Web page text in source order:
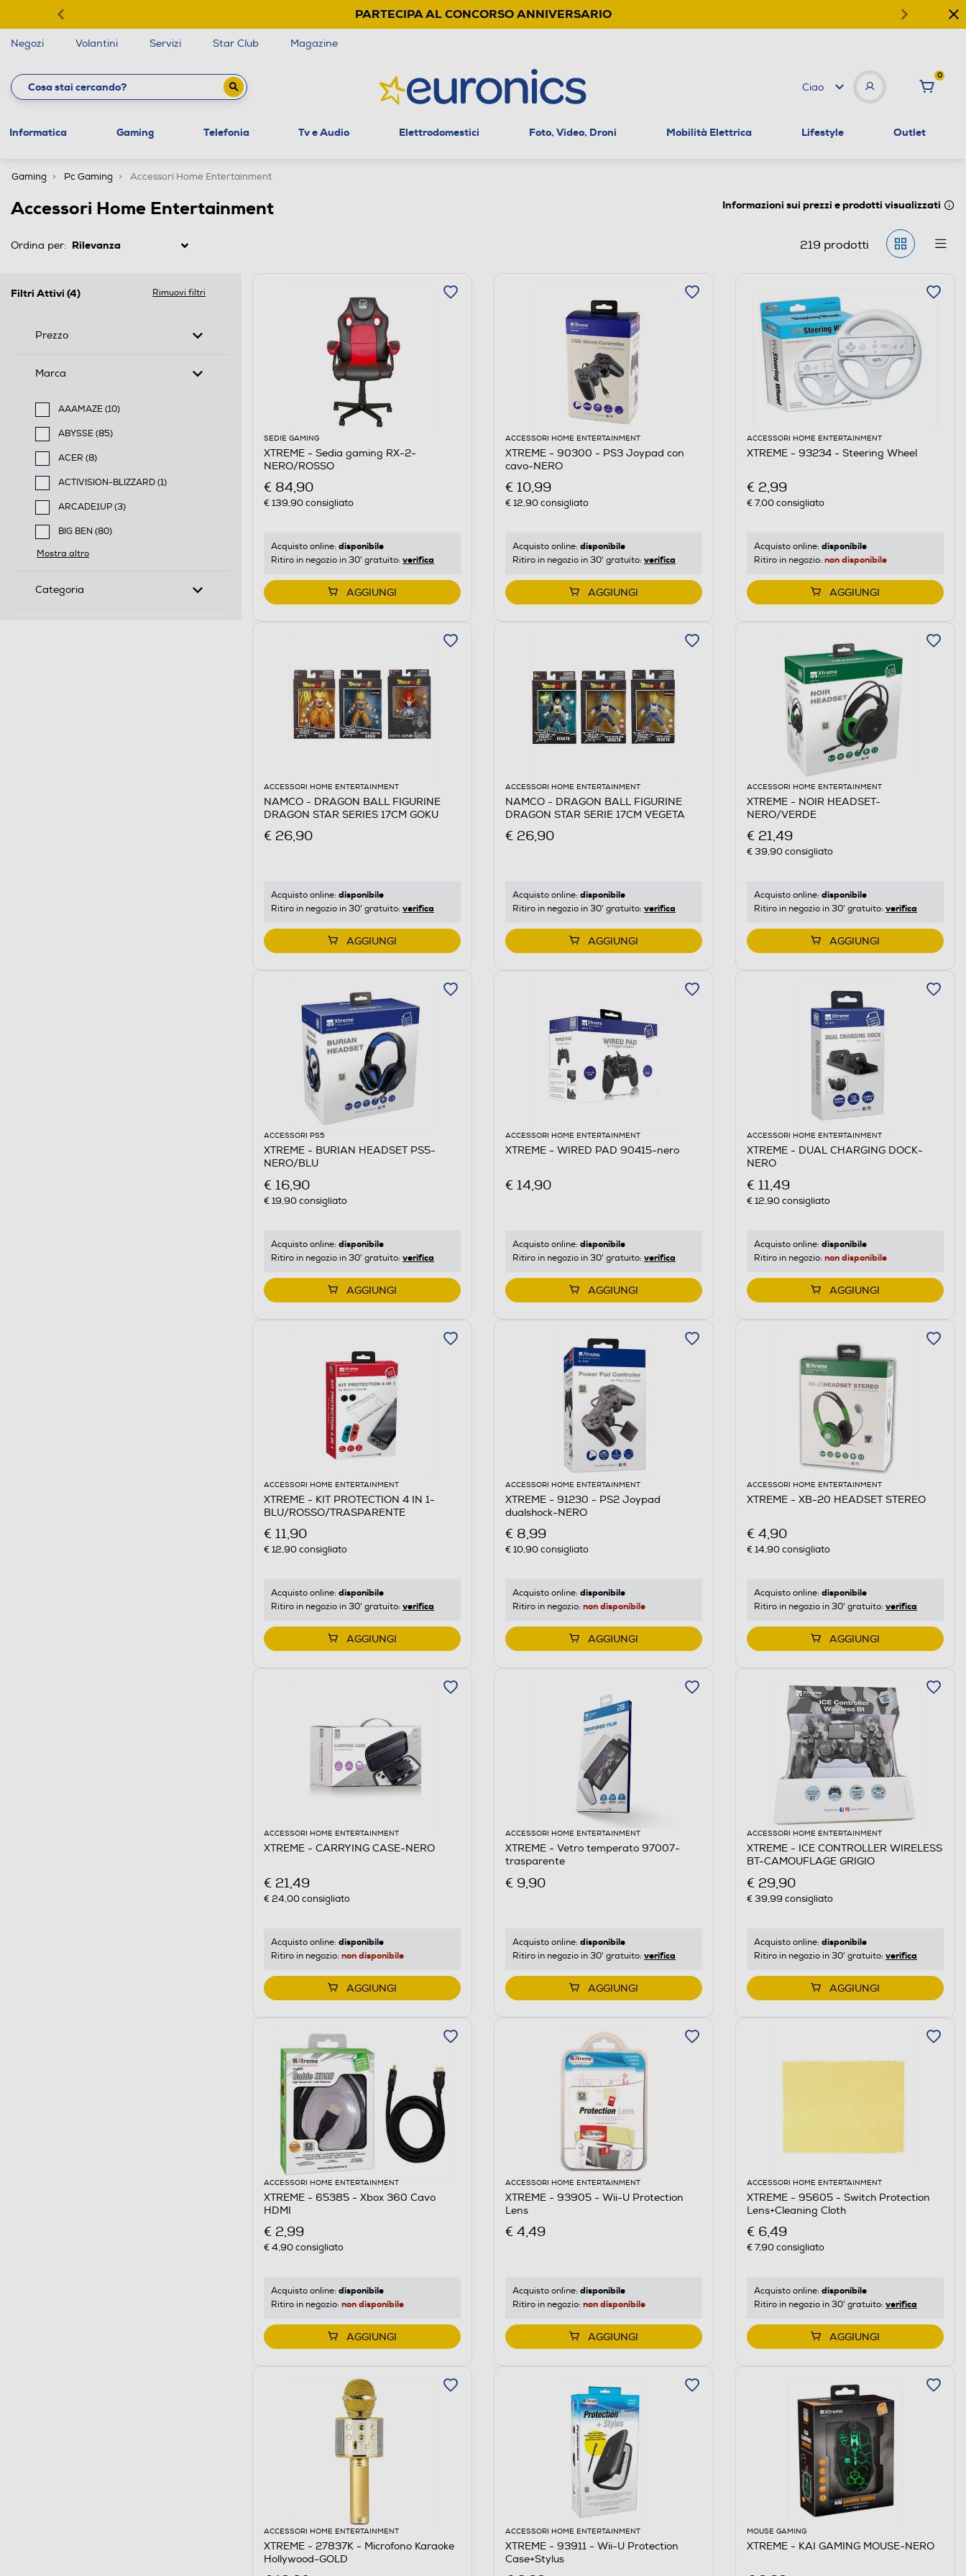
PARTECIPA AL CONCORSO ANNIVERSARIO
Negozi Volantini Servizi Star Club Magazine
Ciao
0
Informatica Gaming Telefonia Tv e Audio Elettrodomestici Foto, Video, Droni Mobilità Elettrica Lifestyle Outlet
Gaming Pc Gaming Accessori Home Entertainment
Accessori Home Entertainment Informazioni sui prezzi e prodotti visualizzati
Ordina per: 219 prodotti
Filtri Attivi (4) Rimuovi filtri
Prezzo
Marca
AAAMAZE (10)
Filtra per Marca: AAAMAZE
ABYSSE (85)
Filtra per Marca: ABYSSE
ACER (8)
Filtra per Marca: ACER
ACTIVISION-BLIZZARD (1)
Filtra per Marca: ACTIVISION-BLIZZARD
ARCADE1UP (3)
Filtra per Marca: ARCADE1UP
BIG BEN (80)
Filtra per Marca: BIG BEN
Mostra altro
Categoria
SEDIE GAMING
XTREME - Sedia gaming RX-2-
NERO/ROSSO
€ 84,90
€ 139,90consigliato
Acquisto online: disponibile
Ritiro in negozio in 30' gratuito: verifica
AGGIUNGI
ACCESSORI HOME ENTERTAINMENT
XTREME - 90300 - PS3 Joypad con
cavo-NERO
€ 10,99
€ 12,90consigliato
Acquisto online: disponibile
Ritiro in negozio in 30' gratuito: verifica
AGGIUNGI
ACCESSORI HOME ENTERTAINMENT
XTREME - 93234 - Steering Wheel
€ 2,99
€ 7,00consigliato
Acquisto online: disponibile
Ritiro in negozio: non disponibile
AGGIUNGI
ACCESSORI HOME ENTERTAINMENT
NAMCO - DRAGON BALL FIGURINE
DRAGON STAR SERIES 17CM GOKU
€ 26,90
Acquisto online: disponibile
Ritiro in negozio in 30' gratuito: verifica
AGGIUNGI
ACCESSORI HOME ENTERTAINMENT
NAMCO - DRAGON BALL FIGURINE
DRAGON STAR SERIE 17CM VEGETA
€ 26,90
Acquisto online: disponibile
Ritiro in negozio in 30' gratuito: verifica
AGGIUNGI
ACCESSORI HOME ENTERTAINMENT
XTREME - NOIR HEADSET-
NERO/VERDE
€ 21,49
€ 39,90consigliato
Acquisto online: disponibile
Ritiro in negozio in 30' gratuito: verifica
AGGIUNGI
ACCESSORI PS5
XTREME - BURIAN HEADSET PS5-
NERO/BLU
€ 16,90
€ 19,90consigliato
Acquisto online: disponibile
Ritiro in negozio in 30' gratuito: verifica
AGGIUNGI
ACCESSORI HOME ENTERTAINMENT
XTREME - WIRED PAD 90415-nero
€ 14,90
Acquisto online: disponibile
Ritiro in negozio in 30' gratuito: verifica
AGGIUNGI
ACCESSORI HOME ENTERTAINMENT
XTREME - DUAL CHARGING DOCK-
NERO
€ 11,49
€ 12,90consigliato
Acquisto online: disponibile
Ritiro in negozio: non disponibile
AGGIUNGI
ACCESSORI HOME ENTERTAINMENT
XTREME - KIT PROTECTION 4 IN 1-
BLU/ROSSO/TRASPARENTE
€ 11,90
€ 12,90consigliato
Acquisto online: disponibile
Ritiro in negozio in 30' gratuito: verifica
AGGIUNGI
ACCESSORI HOME ENTERTAINMENT
XTREME - 91230 - PS2 Joypad
dualshock-NERO
€ 8,99
€ 10,90consigliato
Acquisto online: disponibile
Ritiro in negozio: non disponibile
AGGIUNGI
ACCESSORI HOME ENTERTAINMENT
XTREME - XB-20 HEADSET STEREO
€ 4,90
€ 14,90consigliato
Acquisto online: disponibile
Ritiro in negozio in 30' gratuito: verifica
AGGIUNGI
ACCESSORI HOME ENTERTAINMENT
XTREME - CARRYING CASE-NERO
€ 21,49
€ 24,00consigliato
Acquisto online: disponibile
Ritiro in negozio: non disponibile
AGGIUNGI
ACCESSORI HOME ENTERTAINMENT
XTREME - Vetro temperato 97007-
trasparente
€ 9,90
Acquisto online: disponibile
Ritiro in negozio in 30' gratuito: verifica
AGGIUNGI
ACCESSORI HOME ENTERTAINMENT
XTREME - ICE CONTROLLER WIRELESS
BT-CAMOUFLAGE GRIGIO
€ 29,90
€ 39,99 consigliato
Acquisto online: disponibile
Ritiro in negozio in 30' gratuito: verifica
AGGIUNGI
ACCESSORI HOME ENTERTAINMENT
XTREME - 65385 - Xbox 360 Cavo
HDMI
€ 2,99
€ 4,90consigliato
Acquisto online: disponibile
Ritiro in negozio: non disponibile
AGGIUNGI
ACCESSORI HOME ENTERTAINMENT
XTREME - 93905 - Wii-U Protection
Lens
€ 4,49
Acquisto online: disponibile
Ritiro in negozio: non disponibile
AGGIUNGI
ACCESSORI HOME ENTERTAINMENT
XTREME - 95605 - Switch Protection
Lens+Cleaning Cloth
€ 6,49
€ 7,90consigliato
Acquisto online: disponibile
Ritiro in negozio in 30' gratuito: verifica
AGGIUNGI
ACCESSORI HOME ENTERTAINMENT
XTREME - 27837K - Microfono Karaoke
Hollywood-GOLD
ACCESSORI HOME ENTERTAINMENT
XTREME - 93911 - Wii-U Protection
Case+Stylus
MOUSE GAMING
XTREME - KAI GAMING MOUSE-NERO